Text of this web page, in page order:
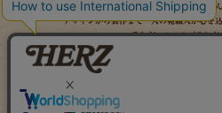
時を経てこそ解る味わいがある。使い込
デザインから製作まで一人の鞄職人が心を
それがヘルツのブランド
MAIL MAGAZINE
X（旧TWITTER）